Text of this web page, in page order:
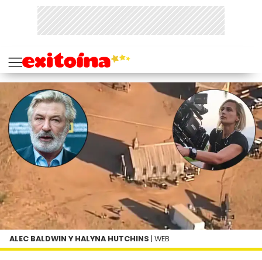
ALEC BALDWIN Y HALYNA HUTCHINS | WEB